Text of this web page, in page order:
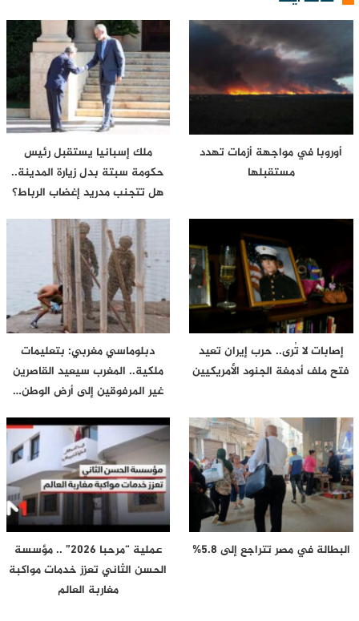
أوروبا في مواجهة أزمات تهدد
مستقبلها
ملك إسبانيا يستقبل رئيس
حكومة سبتة بدل زيارة المدينة..
هل تتجنب مدريد إغضاب الرباط؟
إصابات لا تُرى.. حرب إيران تعيد
فتح ملف أدمغة الجنود الأمريكيين
دبلوماسي مغربي: بتعليمات
ملكية.. المغرب سيعيد القاصرين
غير المرفوقين إلى أرض الوطن…
البطالة في مصر تتراجع إلى 5.8%
عملية “مرحبا 2026” .. مؤسسة
الحسن الثاني تعزز خدمات مواكبة
مغاربة العالم